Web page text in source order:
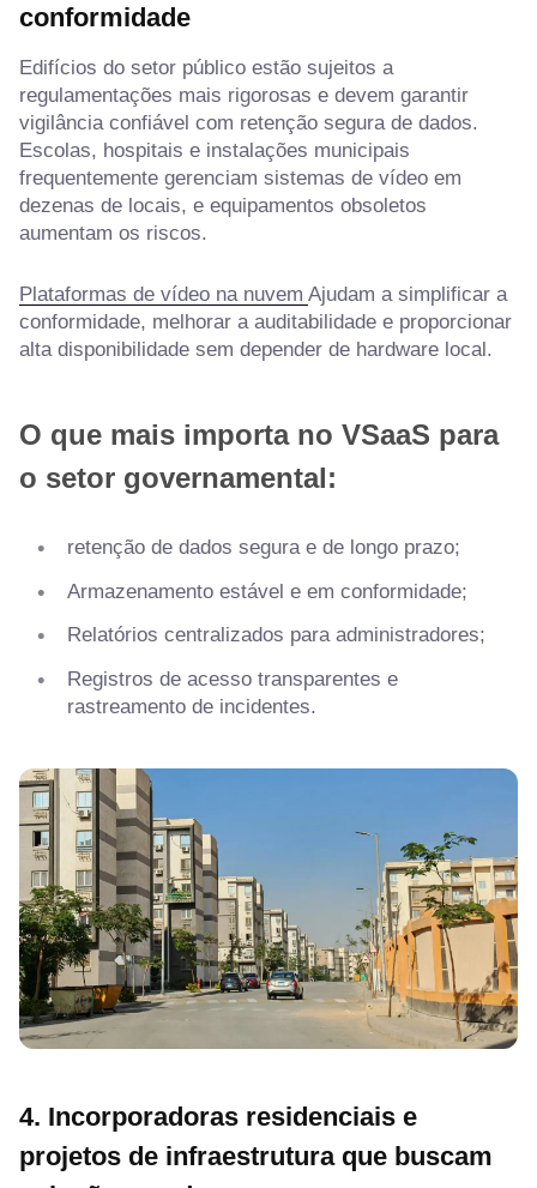
conformidade
Edifícios do setor público estão sujeitos a
regulamentações mais rigorosas e devem garantir
vigilância confiável com retenção segura de dados.
Escolas, hospitais e instalações municipais
frequentemente gerenciam sistemas de vídeo em
dezenas de locais, e equipamentos obsoletos
aumentam os riscos.
Plataformas de vídeo na nuvem Ajudam a simplificar a
conformidade, melhorar a auditabilidade e proporcionar
alta disponibilidade sem depender de hardware local.
O que mais importa no VSaaS para
o setor governamental:
retenção de dados segura e de longo prazo;
Armazenamento estável e em conformidade;
Relatórios centralizados para administradores;
Registros de acesso transparentes e
rastreamento de incidentes.
4. Incorporadoras residenciais e
projetos de infraestrutura que buscam